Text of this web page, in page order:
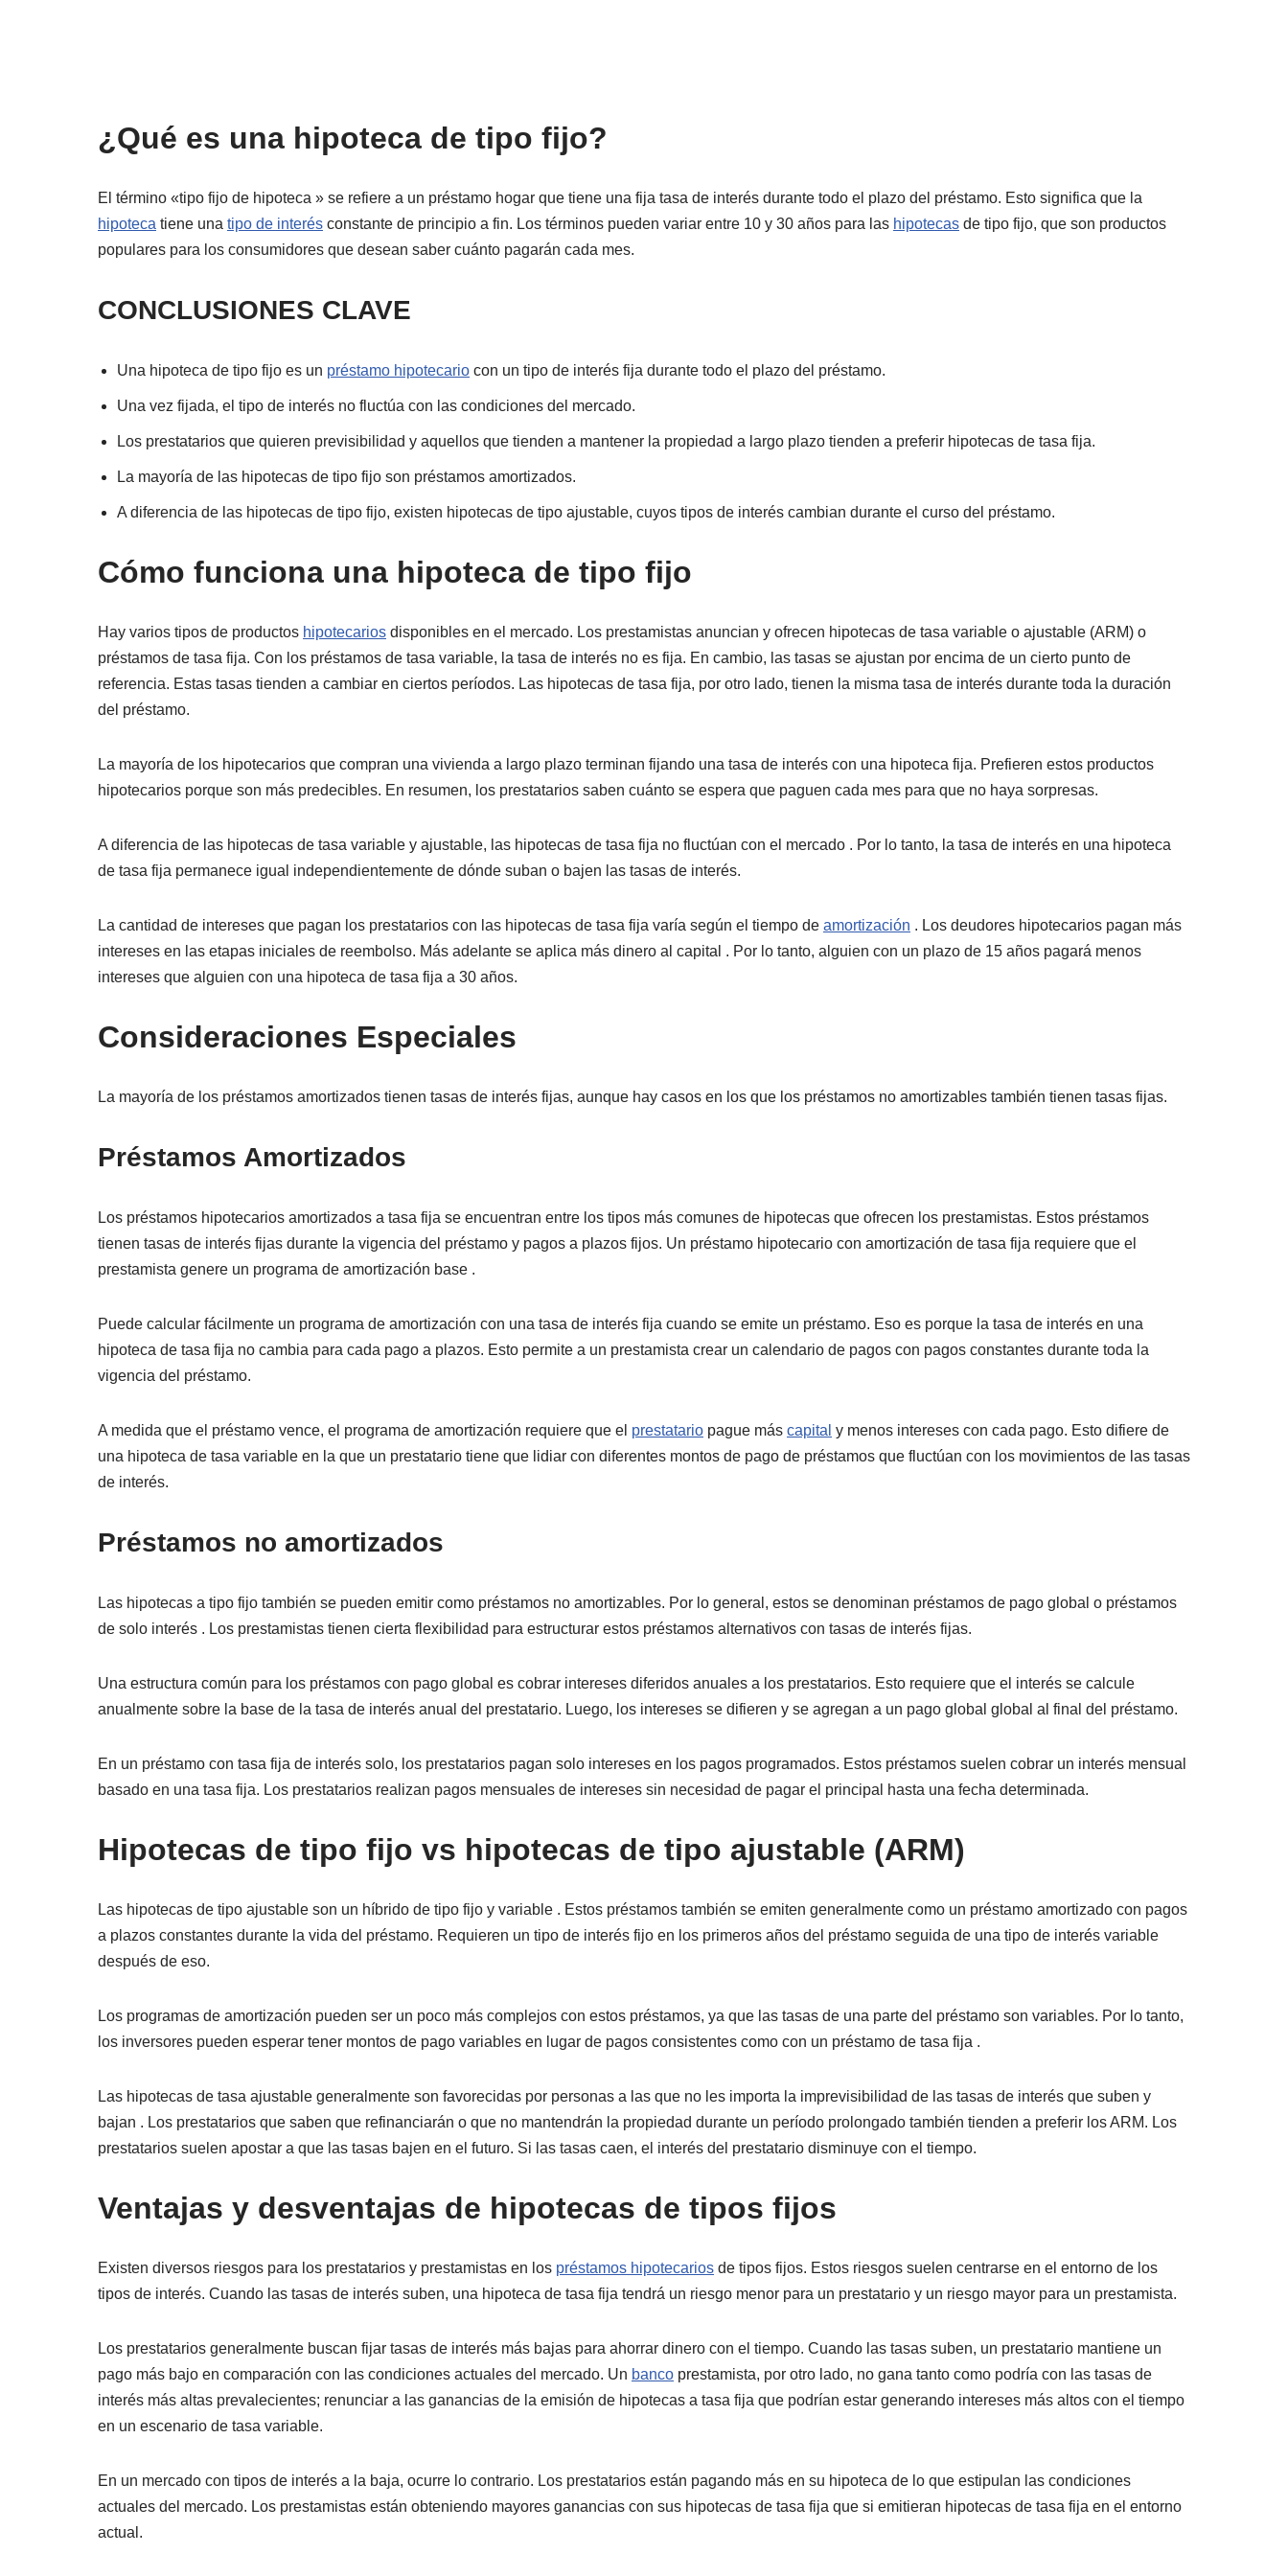
¿Qué es una hipoteca de tipo fijo?
El término «tipo fijo de hipoteca » se refiere a un préstamo hogar que tiene una fija tasa de interés durante todo el plazo del préstamo. Esto significa que la
hipoteca tiene una tipo de interés constante de principio a fin. Los términos pueden variar entre 10 y 30 años para las hipotecas de tipo fijo, que son productos
populares para los consumidores que desean saber cuánto pagarán cada mes.
CONCLUSIONES CLAVE
Una hipoteca de tipo fijo es un préstamo hipotecario con un tipo de interés fija durante todo el plazo del préstamo.
Una vez fijada, el tipo de interés no fluctúa con las condiciones del mercado.
Los prestatarios que quieren previsibilidad y aquellos que tienden a mantener la propiedad a largo plazo tienden a preferir hipotecas de tasa fija.
La mayoría de las hipotecas de tipo fijo son préstamos amortizados.
A diferencia de las hipotecas de tipo fijo, existen hipotecas de tipo ajustable, cuyos tipos de interés cambian durante el curso del préstamo.
Cómo funciona una hipoteca de tipo fijo
Hay varios tipos de productos hipotecarios disponibles en el mercado. Los prestamistas anuncian y ofrecen hipotecas de tasa variable o ajustable (ARM) o
préstamos de tasa fija. Con los préstamos de tasa variable, la tasa de interés no es fija. En cambio, las tasas se ajustan por encima de un cierto punto de
referencia. Estas tasas tienden a cambiar en ciertos períodos. Las hipotecas de tasa fija, por otro lado, tienen la misma tasa de interés durante toda la duración
del préstamo.
La mayoría de los hipotecarios que compran una vivienda a largo plazo terminan fijando una tasa de interés con una hipoteca fija. Prefieren estos productos
hipotecarios porque son más predecibles. En resumen, los prestatarios saben cuánto se espera que paguen cada mes para que no haya sorpresas.
A diferencia de las hipotecas de tasa variable y ajustable, las hipotecas de tasa fija no fluctúan con el mercado . Por lo tanto, la tasa de interés en una hipoteca
de tasa fija permanece igual independientemente de dónde suban o bajen las tasas de interés.
La cantidad de intereses que pagan los prestatarios con las hipotecas de tasa fija varía según el tiempo de amortización . Los deudores hipotecarios pagan más
intereses en las etapas iniciales de reembolso. Más adelante se aplica más dinero al capital . Por lo tanto, alguien con un plazo de 15 años pagará menos
intereses que alguien con una hipoteca de tasa fija a 30 años.
Consideraciones Especiales
La mayoría de los préstamos amortizados tienen tasas de interés fijas, aunque hay casos en los que los préstamos no amortizables también tienen tasas fijas.
Préstamos Amortizados
Los préstamos hipotecarios amortizados a tasa fija se encuentran entre los tipos más comunes de hipotecas que ofrecen los prestamistas. Estos préstamos
tienen tasas de interés fijas durante la vigencia del préstamo y pagos a plazos fijos. Un préstamo hipotecario con amortización de tasa fija requiere que el
prestamista genere un programa de amortización base .
Puede calcular fácilmente un programa de amortización con una tasa de interés fija cuando se emite un préstamo. Eso es porque la tasa de interés en una
hipoteca de tasa fija no cambia para cada pago a plazos. Esto permite a un prestamista crear un calendario de pagos con pagos constantes durante toda la
vigencia del préstamo.
A medida que el préstamo vence, el programa de amortización requiere que el prestatario pague más capital y menos intereses con cada pago. Esto difiere de
una hipoteca de tasa variable en la que un prestatario tiene que lidiar con diferentes montos de pago de préstamos que fluctúan con los movimientos de las tasas
de interés.
Préstamos no amortizados
Las hipotecas a tipo fijo también se pueden emitir como préstamos no amortizables. Por lo general, estos se denominan préstamos de pago global o préstamos
de solo interés . Los prestamistas tienen cierta flexibilidad para estructurar estos préstamos alternativos con tasas de interés fijas.
Una estructura común para los préstamos con pago global es cobrar intereses diferidos anuales a los prestatarios. Esto requiere que el interés se calcule
anualmente sobre la base de la tasa de interés anual del prestatario. Luego, los intereses se difieren y se agregan a un pago global global al final del préstamo.
En un préstamo con tasa fija de interés solo, los prestatarios pagan solo intereses en los pagos programados. Estos préstamos suelen cobrar un interés mensual
basado en una tasa fija. Los prestatarios realizan pagos mensuales de intereses sin necesidad de pagar el principal hasta una fecha determinada.
Hipotecas de tipo fijo vs hipotecas de tipo ajustable (ARM)
Las hipotecas de tipo ajustable son un híbrido de tipo fijo y variable . Estos préstamos también se emiten generalmente como un préstamo amortizado con pagos
a plazos constantes durante la vida del préstamo. Requieren un tipo de interés fijo en los primeros años del préstamo seguida de una tipo de interés variable
después de eso.
Los programas de amortización pueden ser un poco más complejos con estos préstamos, ya que las tasas de una parte del préstamo son variables. Por lo tanto,
los inversores pueden esperar tener montos de pago variables en lugar de pagos consistentes como con un préstamo de tasa fija .
Las hipotecas de tasa ajustable generalmente son favorecidas por personas a las que no les importa la imprevisibilidad de las tasas de interés que suben y
bajan . Los prestatarios que saben que refinanciarán o que no mantendrán la propiedad durante un período prolongado también tienden a preferir los ARM. Los
prestatarios suelen apostar a que las tasas bajen en el futuro. Si las tasas caen, el interés del prestatario disminuye con el tiempo.
Ventajas y desventajas de hipotecas de tipos fijos
Existen diversos riesgos para los prestatarios y prestamistas en los préstamos hipotecarios de tipos fijos. Estos riesgos suelen centrarse en el entorno de los
tipos de interés. Cuando las tasas de interés suben, una hipoteca de tasa fija tendrá un riesgo menor para un prestatario y un riesgo mayor para un prestamista.
Los prestatarios generalmente buscan fijar tasas de interés más bajas para ahorrar dinero con el tiempo. Cuando las tasas suben, un prestatario mantiene un
pago más bajo en comparación con las condiciones actuales del mercado. Un banco prestamista, por otro lado, no gana tanto como podría con las tasas de
interés más altas prevalecientes; renunciar a las ganancias de la emisión de hipotecas a tasa fija que podrían estar generando intereses más altos con el tiempo
en un escenario de tasa variable.
En un mercado con tipos de interés a la baja, ocurre lo contrario. Los prestatarios están pagando más en su hipoteca de lo que estipulan las condiciones
actuales del mercado. Los prestamistas están obteniendo mayores ganancias con sus hipotecas de tasa fija que si emitieran hipotecas de tasa fija en el entorno
actual.